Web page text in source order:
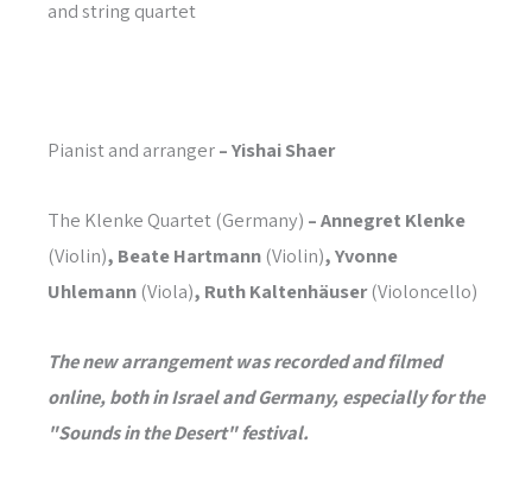
and string quartet
Pianist and arranger– Yishai Shaer
The Klenke Quartet (Germany) – Annegret Klenke
(Violin), Beate Hartmann (Violin), Yvonne
Uhlemann (Viola), Ruth Kaltenhäuser(Violoncello)
The new arrangement was recorded and filmed
online, both in Israel and Germany, especially for the
"Sounds in the Desert" festival.